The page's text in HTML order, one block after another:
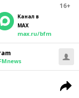
16+
Канал в
MAX
max.ru/bfm